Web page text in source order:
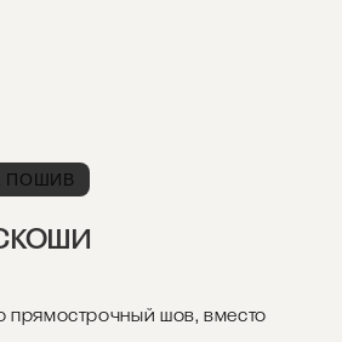
ПОШИВ
прямострочный шов, вместо